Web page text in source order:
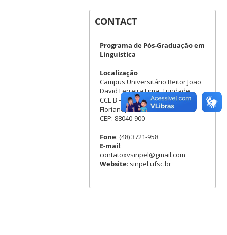
CONTACT
Programa de Pós-Graduação em
Linguística
Localização
Campus Universitário Reitor João
David Ferreira Lima. Trindade
CCE B – Sala 315
Florianópolis – SC
CEP: 88040-900
Fone: (48) 3721-958
E-mail:
contatoxvsinpel@gmail.com
Website: sinpel.ufsc.br